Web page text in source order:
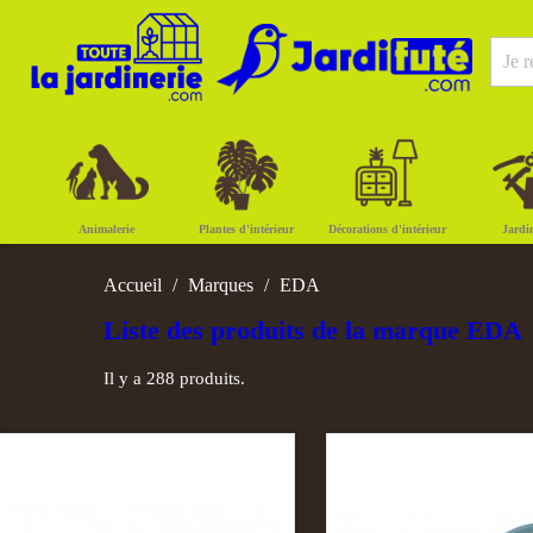
Animalerie Plantes d'intérieur Décorations d'intérieur
Accueil Marques EDA
Liste des produits de la marque EDA
Il y a 288 produits.